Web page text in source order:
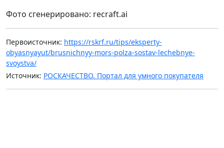
Фото сгенерировано: recraft.ai
Первоисточник: https://rskrf.ru/tips/eksperty-
obyasnyayut/brusnichnyy-mors-polza-sostav-lechebnye-
svoystva/
Источник: РОСКАЧЕСТВО. Портал для умного покупателя